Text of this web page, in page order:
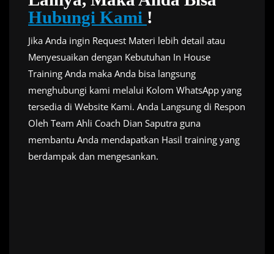
Hubungi Kami !
Jika Anda ingin Request Materi lebih detail atau
Menyesuaikan dengan Kebutuhan In House
Training Anda maka Anda bisa langsung
menghubungi kami melalui Kolom WhatsApp yang
tersedia di Website Kami. Anda Langsung di Respon
Oleh Team Ahli Coach Dian Saputra guna
membantu Anda mendapatkan Hasil training yang
berdampak dan mengesankan.